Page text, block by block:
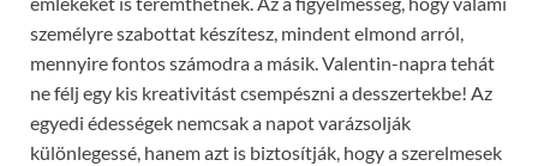
személyre szabottat készítesz, mindent elmond arról,
mennyire fontos számodra a másik. Valentin-napra tehát
ne félj egy kis kreativitást csempészni a desszertekbe! Az
egyedi édességek nemcsak a napot varázsolják
különlegessé, hanem azt is biztosítják, hogy a szerelmesek